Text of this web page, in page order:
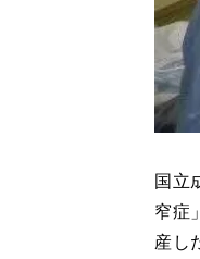
国立
窄症
産し